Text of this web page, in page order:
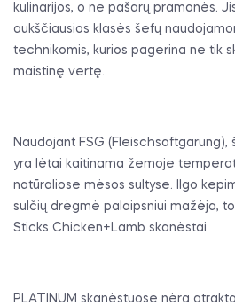
kulinarijos, o ne pašarų pramonės.
aukščiausios klasės šefų
technikomis, kurios pagerina ne tik
maistinę vertę.
Naudojant FSG
yra lėtai kaitinama žemoje
natūraliose mėsos sultyse. Ilgo
sulčių drėgmė palaipsniui mažėja,
Sticks Chicken+Lamb skanėstai.
PLATINUM skanėstuose nėra